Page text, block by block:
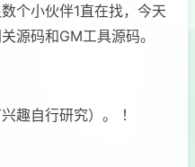
个小伙伴1直在找，今天
源码和GM工具源码。
趣自行研究）。 ！